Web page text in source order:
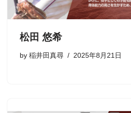
松田 悠希
by 稲井田真尋 2025年8月21日